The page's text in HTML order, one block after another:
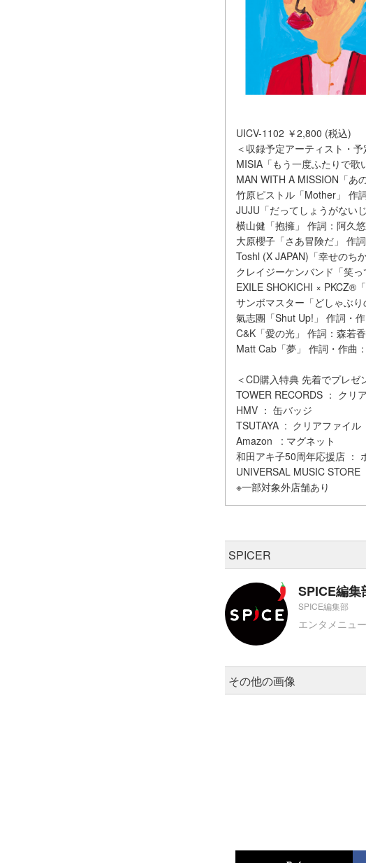
UICV-1102 ￥2,800 (税込)
＜収録予定アーティスト・予
MISIA「もう一度ふたりで
MAN WITH A MISSION「あ
竹原ピストル「Mother」 作
JUJU「だってしょうがない
横山健「抱擁」 作詞：阿久
大原櫻子「さあ冒険だ」 作
Toshl (X JAPAN)「幸せのち
クレイジーケンバンド「笑
EXILE SHOKICHI × PKCZ®
サンボマスター「どしゃぶ
氣志團「Shut Up!」 作詞・
C&K「愛の光」 作詞：森若
Matt Cab「夢」 作詞・作曲
＜CD購入特典 先着でプレゼ
TOWER RECORDS ： クリ
HMV ： 缶バッジ
TSUTAYA : クリアファイル
Amazon : マグネット
和田アキ子50周年応援店 ：
UNIVERSAL MUSIC STORE
※一部対象外店舗あり
SPICER
SPICE編集
SPICE編集部
エンタメニュ
その他の画像